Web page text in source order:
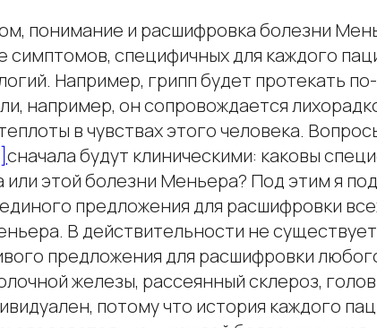
понимание и расшифровка болезни
симптомов, специфичных для каждого
Например, грипп будет протекать
например, он сопровождается
в чувствах этого человека.
сначала будут клиническими: каковы
или этой болезни Меньера? Под этим я
предложения для расшифровки
В действительности не
предложения для расшифровки
железы, рассеянный склероз,
потому что история каждого